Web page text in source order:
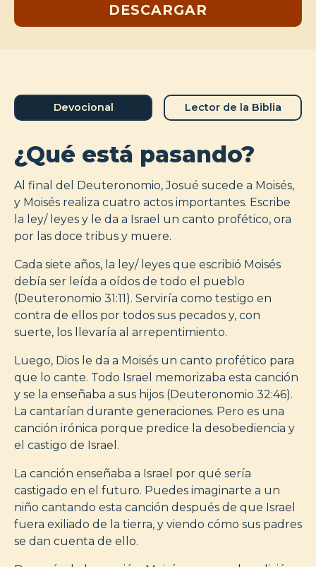
DESCARGAR
Devocional Lector de la Biblia
¿Qué está pasando?
Al final del Deuteronomio, Josué sucede a Moisés,
y Moisés realiza cuatro actos importantes. Escribe
la ley/ leyes y le da a Israel un canto profético, ora
por las doce tribus y muere.
Cada siete años, la ley/ leyes que escribió Moisés
debía ser leída a oídos de todo el pueblo
(Deuteronomio 31:11). Serviría como testigo en
contra de ellos por todos sus pecados y, con
suerte, los llevaría al arrepentimiento.
Luego, Dios le da a Moisés un canto profético para
que lo cante. Todo Israel memorizaba esta canción
y se la enseñaba a sus hijos (Deuteronomio 32:46).
La cantarían durante generaciones. Pero es una
canción irónica porque predice la desobediencia y
el castigo de Israel.
La canción enseñaba a Israel por qué sería
castigado en el futuro. Puedes imaginarte a un
niño cantando esta canción después de que Israel
fuera exiliado de la tierra, y viendo cómo sus padres
se dan cuenta de ello.